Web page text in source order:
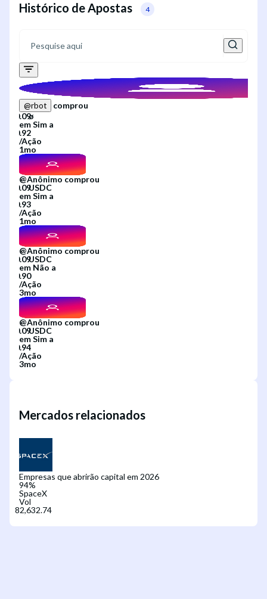
Histórico de Apostas 4
@rbot
comprou
emSim a
/Ação
1mo
@Anônimo comprou
emSim a
/Ação
1mo
@Anônimo comprou
em Não a
/Ação
3mo
@Anônimo comprou
emSim a
/Ação
3mo
Mercados relacionados
Empresas que abrirão capital em 2026
94%
SpaceX
Vol